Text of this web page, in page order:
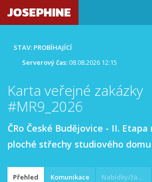
JOSEPHINE
STAV: PROBÍHAJÍCÍ
Serverový čas:08.08.2026 12:15
Karta veřejné zakázky
#MR9_2026
ČRo České Budějovice - II.
ploché střechy studiového domu
Přehled Komunikace Nabídky/žádosti